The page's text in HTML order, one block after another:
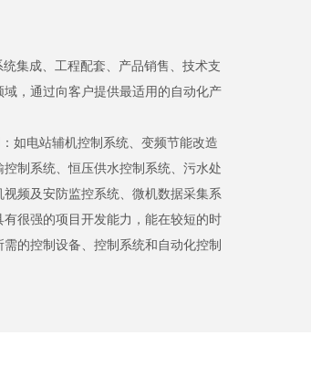
集成、工程配套、产品销售、技术支
，通过向客户提供最适用的自动化产
如电站辅机控制系统、变频节能改造
制系统、恒压供水控制系统、污水处
频及安防监控系统、微机数据采集系
很强的项目开发能力，能在较短的时
的控制设备、控制系统和自动化控制